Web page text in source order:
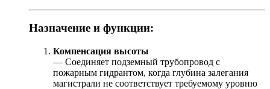
Назначение и функции:
Компенсация высоты
— Соединяет подземный трубопровод с
пожарным гидрантом, когда глубина залегания
магистрали не соответствует требуемому уровню